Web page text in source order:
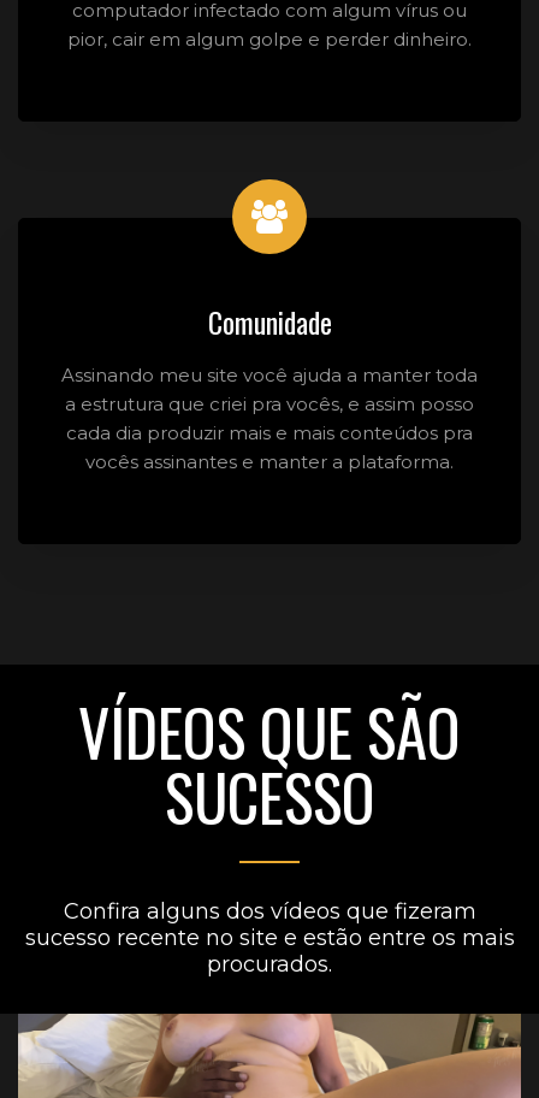
computador infectado com algum vírus ou
pior, cair em algum golpe e perder dinheiro.
Comunidade
Assinando meu site você ajuda a manter toda
a estrutura que criei pra vocês, e assim posso
cada dia produzir mais e mais conteúdos pra
vocês assinantes e manter a plataforma.
VÍDEOS QUE SÃO
SUCESSO
Confira alguns dos vídeos que fizeram
sucesso recente no site e estão entre os mais
procurados.